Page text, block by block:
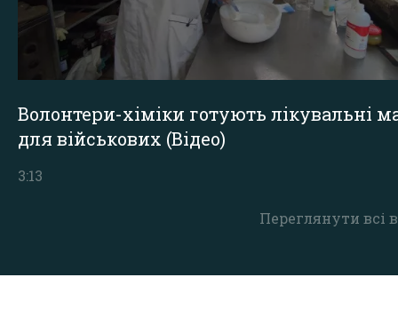
Переглянути всі
Волонтери-хіміки готують лікувальні
для військових (Відео)
3:13